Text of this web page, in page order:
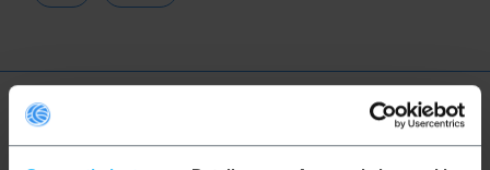
Més informació